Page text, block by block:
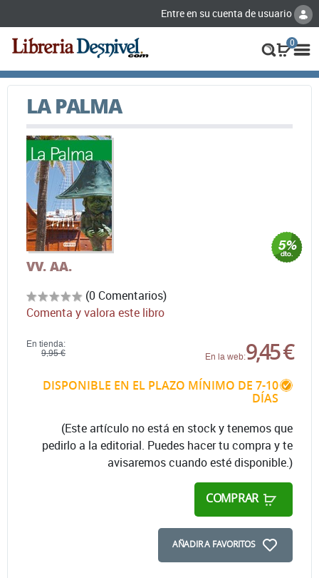
Entre en su cuenta de usuario
0
LA PALMA
VV. AA.
(0 Comentarios)
Comenta y valora este libro
En tienda:
9,95 €
En la web:9,45 €
DISPONIBLE EN EL PLAZO MÍNIMO DE 7-10
DÍAS
(Este artículo no está en stock y tenemos que
pedirlo a la editorial. Puedes hacer tu compra y te
avisaremos cuando esté disponible.)
COMPRAR
AÑADIR A FAVORITOS